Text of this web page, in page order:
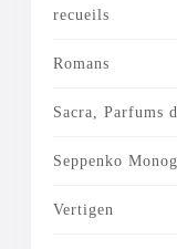
recueils
Romans
Sacra, Parfums
Seppenko
Vertigen